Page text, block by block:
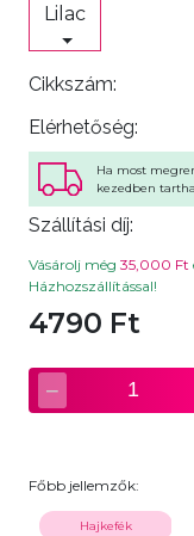
Lilac
Cikkszám:
Elérhetőség:
Ha most
kezedben
Szállítási díj:
Vásárolj még 35,000 Ft
Házhozszállítással!
4790 Ft
− 1
Főbb jellemzők:
Hajkefék